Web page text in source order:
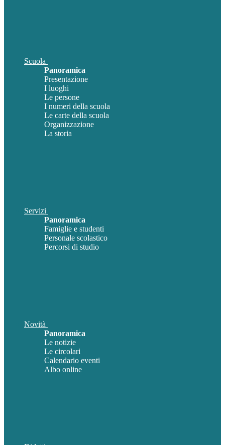
Scuola
Panoramica
Presentazione
I luoghi
Le persone
I numeri della scuola
Le carte della scuola
Organizzazione
La storia
Servizi
Panoramica
Famiglie e studenti
Personale scolastico
Percorsi di studio
Novità
Panoramica
Le notizie
Le circolari
Calendario eventi
Albo online